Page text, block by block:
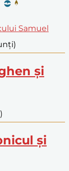
Samuel
și
și